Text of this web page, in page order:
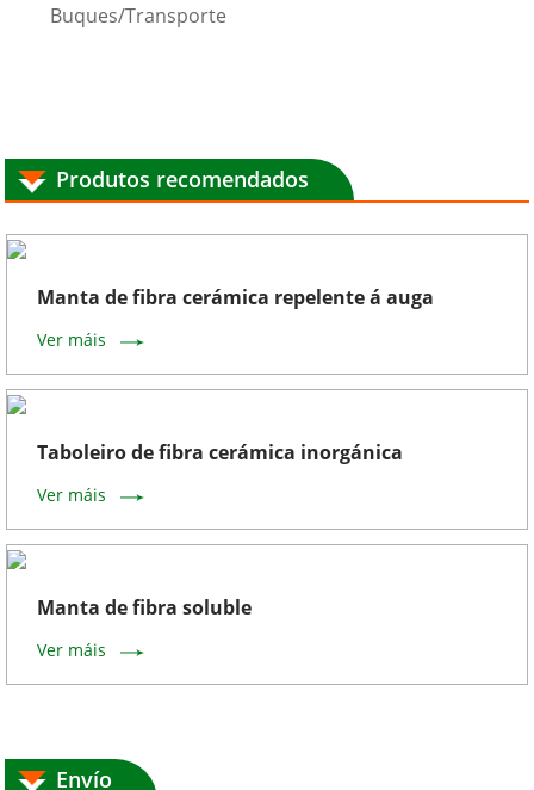
Buques/Transporte
Produtos recomendados
Manta de fibra cerámica repelente á auga
Ver máis
Taboleiro de fibra cerámica inorgánica
Ver máis
Manta de fibra soluble
Ver máis
Envío